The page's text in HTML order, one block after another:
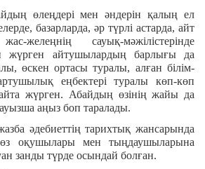
өлеңдері мен әндерін қалың ел
базарларда, әр түрлі астарда, айт
желеңнің сауық-мәжілістерінде
жүрген айтушылардың барлығы да
өскен ортасы туралы, алған білім-
еңбектері туралы көп-көп
айта жүрген. Абайдың өзінің жайы да
ауызша аңыз боп таралады.
әдебиеттің тарихтық жансарында
оқушылары мен тыңдаушыларына
занды түрде осындай болған.